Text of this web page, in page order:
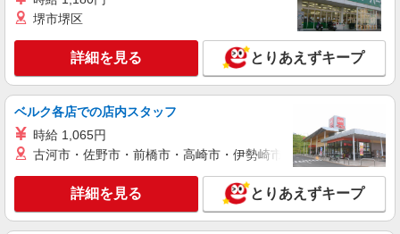
キープ 詳細を見る
紹介予定派遣
株式会社シエロ
携帯販売スタッフ【docomo】
時給1500円〜1700円（経験・能力による） ※
残業代支給 ★交通費別途支給（規定あり） ゜
+゜・。○。・゜+゜・。○。・゜+゜ 入社祝い金10
万円支給(規定有) お友達を紹介頂くと, インセンテ
有）★ ゜・。○。・゜+゜・。○。・゜+゜
キープ 詳細を見る
紹介予定派遣
堺市堺区
詳細を見る とりあえずキープ
ベルク各店での店内スタッフ
時給 1,065円
古河市・佐野市・前橋市・高崎市・伊勢崎市・太田市・館林市
詳細を見る とりあえずキープ